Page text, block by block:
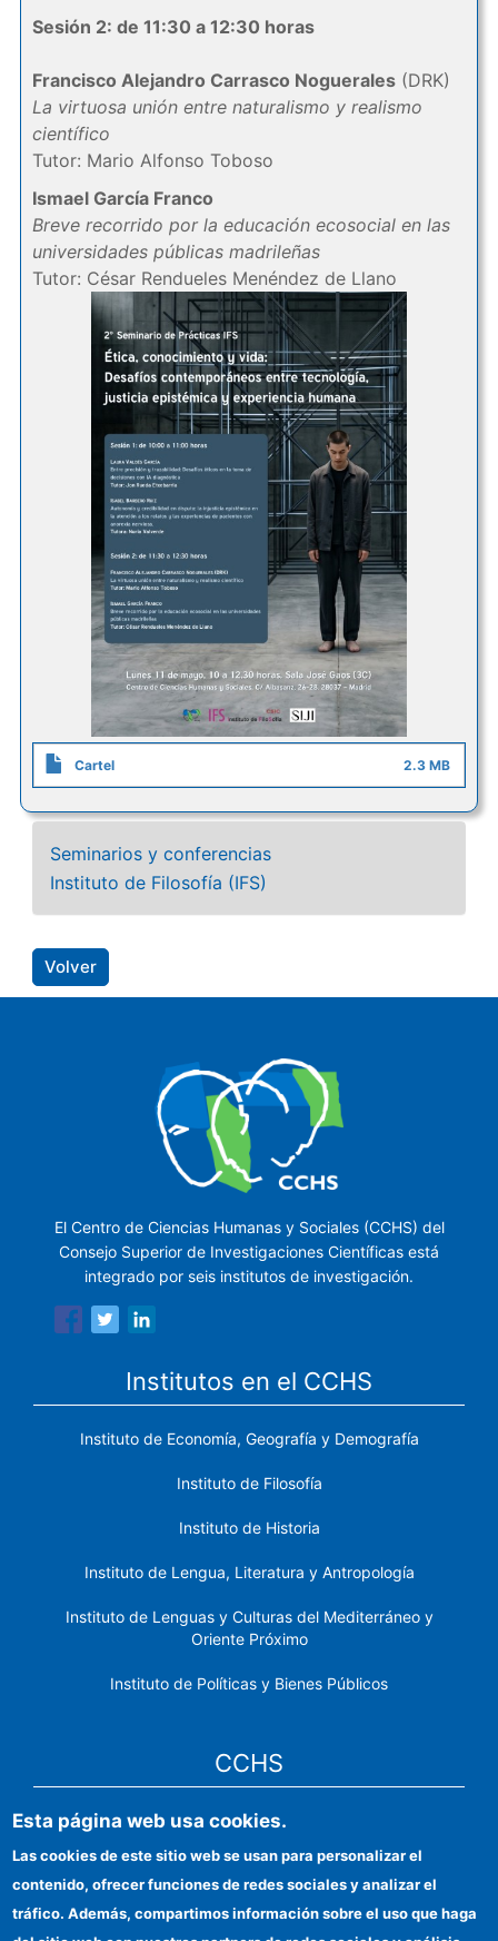
Sesión 2: de 11:30 a 12:30 horas
Francisco Alejandro Carrasco Noguerales(DRK)
La virtuosa unión entre naturalismo y realismo
científico
Tutor: Mario Alfonso Toboso
Ismael García Franco
Breve recorrido por la educación ecosocial en las
universidades públicas madrileñas
Tutor: César Rendueles Menéndez de Llano
Cartel 2.3 MB
Seminarios y conferencias
Instituto de Filosofía (IFS)
Volver
El Centro de Ciencias Humanas y Sociales (CCHS) del
Consejo Superior de Investigaciones Científicas está
integrado por seis institutos de investigación.
Institutos en el CCHS
Instituto de Economía, Geografía y Demografía
Instituto de Filosofía
Instituto de Historia
Instituto de Lengua, Literatura y Antropología
Instituto de Lenguas y Culturas del Mediterráneo y
Oriente Próximo
Instituto de Políticas y Bienes Públicos
CCHS
Sede electrónica CSIC
Identidad institucional
Información para proveedores
Esta página web usa cookies.
Las cookies de este sitio web se usan para personalizar el
contenido, ofrecer funciones de redes sociales y analizar el
tráfico. Además, compartimos información sobre el uso que haga